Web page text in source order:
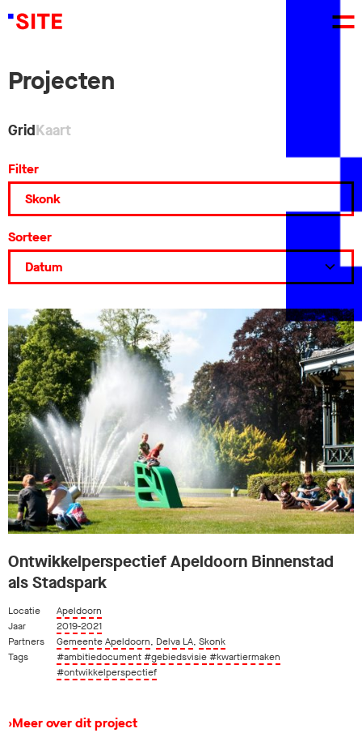
Projecten
GridKaart
Filter
Sorteer
Ontwikkelperspectief Apeldoorn Binnenstad
als Stadspark
Locatie
Apeldoorn
Jaar
2019-2021
Partners
Gemeente Apeldoorn, Delva LA, Skonk
Tags
#ambitiedocument#gebiedsvisie#kwartiermaken
#ontwikkelperspectief
›Meer over dit project